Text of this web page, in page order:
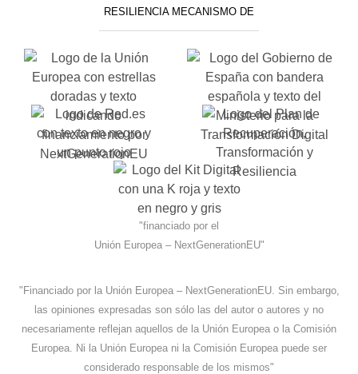
RESILIENCIA MECANISMO DE
"financiado por el
Unión Europea – NextGenerationEU"
"Financiado por la Unión Europea – NextGenerationEU. Sin embargo,
las opiniones expresadas son sólo las del autor o autores y no
necesariamente reflejan aquellos de la Unión Europea o la Comisión
Europea. Ni la Unión Europea ni la Comisión Europea puede ser
considerado responsable de los mismos"